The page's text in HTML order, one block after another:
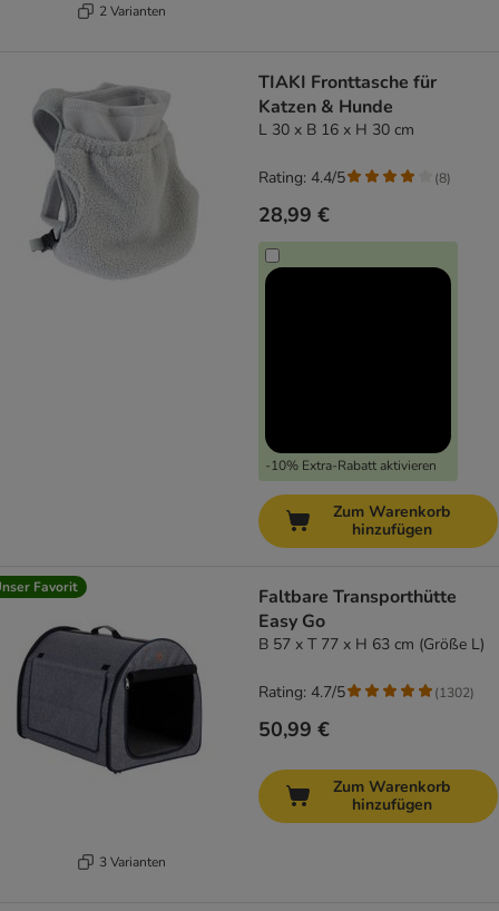
2 Varianten
TIAKI Fronttasche für
Katzen & Hunde
L 30 x B 16 x H 30 cm
28,99 €
-10% Extra-Rabatt aktivieren
Rating: 4.4/5 (8)
Zum Warenkorb
hinzufügen
Favorit
3 Varianten
Faltbare Transporthütte
Easy Go
B 57 x T 77 x H 63 cm (Größe L)
50,99 €
Rating: 4.7/5 (1302)
Zum Warenkorb
hinzufügen